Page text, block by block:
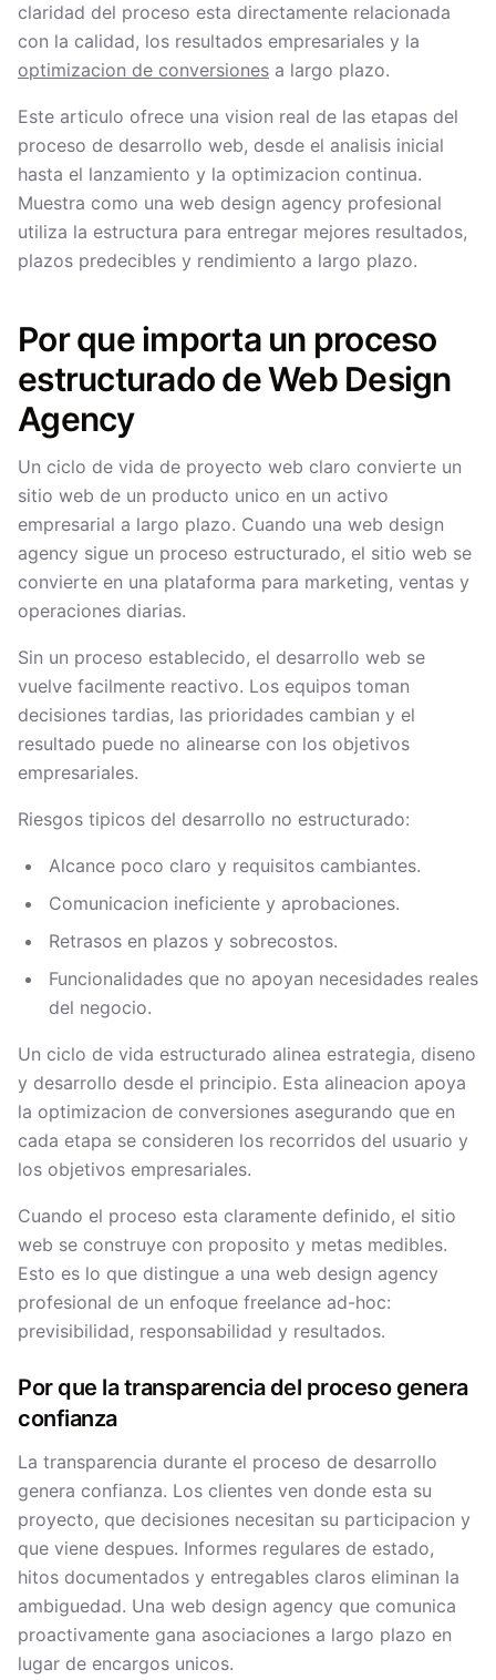
claridad del proceso esta directamente relacionada
con la calidad, los resultados empresariales y la
optimizacion de conversiones a largo plazo.
Este articulo ofrece una vision real de las etapas del
proceso de desarrollo web, desde el analisis inicial
hasta el lanzamiento y la optimizacion continua.
Muestra como una web design agency profesional
utiliza la estructura para entregar mejores resultados,
plazos predecibles y rendimiento a largo plazo.
Por que importa un proceso
estructurado de Web Design
Agency
Un ciclo de vida de proyecto web claro convierte un
sitio web de un producto unico en un activo
empresarial a largo plazo. Cuando una web design
agency sigue un proceso estructurado, el sitio web se
convierte en una plataforma para marketing, ventas y
operaciones diarias.
Sin un proceso establecido, el desarrollo web se
vuelve facilmente reactivo. Los equipos toman
decisiones tardias, las prioridades cambian y el
resultado puede no alinearse con los objetivos
empresariales.
Riesgos tipicos del desarrollo no estructurado:
Alcance poco claro y requisitos cambiantes.
Comunicacion ineficiente y aprobaciones.
Retrasos en plazos y sobrecostos.
Funcionalidades que no apoyan necesidades reales
del negocio.
Un ciclo de vida estructurado alinea estrategia, diseno
y desarrollo desde el principio. Esta alineacion apoya
la optimizacion de conversiones asegurando que en
cada etapa se consideren los recorridos del usuario y
los objetivos empresariales.
Cuando el proceso esta claramente definido, el sitio
web se construye con proposito y metas medibles.
Esto es lo que distingue a una web design agency
profesional de un enfoque freelance ad-hoc:
previsibilidad, responsabilidad y resultados.
Por que la transparencia del proceso genera
confianza
La transparencia durante el proceso de desarrollo
genera confianza. Los clientes ven donde esta su
proyecto, que decisiones necesitan su participacion y
que viene despues. Informes regulares de estado,
hitos documentados y entregables claros eliminan la
ambiguedad. Una web design agency que comunica
proactivamente gana asociaciones a largo plazo en
lugar de encargos unicos.